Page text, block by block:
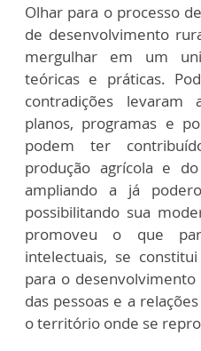
Olhar para o processo
de desenvolvimento
mergulhar em um
teóricas e práticas.
contradições levaram
planos, programas e
podem ter
produção agrícola e
ampliando a já
possibilitando sua
promoveu o que
intelectuais, se
para o
das pessoas e a
o território onde se